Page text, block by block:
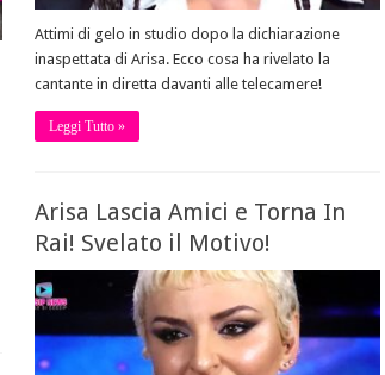
Attimi di gelo in studio dopo la dichiarazione
inaspettata di Arisa. Ecco cosa ha rivelato la
cantante in diretta davanti alle telecamere!
Leggi Tutto »
Arisa Lascia Amici e Torna In
Rai! Svelato il Motivo!